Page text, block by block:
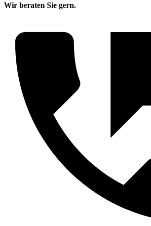
Wir beraten Sie gern.